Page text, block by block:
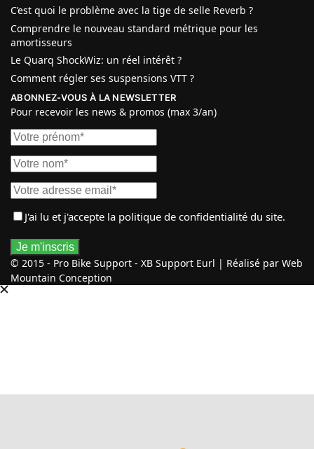
C’est quoi le problème avec la tige de selle Reverb ?
Comprendre le nouveau standard métrique pour les
amortisseurs
Le Quarq ShockWiz: un réel intérêt ?
Comment régler ses suspensions VTT ?
ABONNEZ-VOUS À LA NEWSLETTER
Pour recevoir les news & promos (max 3/an)
J'ai lu et j'accepte la politique de confidentialité du site.
© 2015 - Pro Bike Support - XB Support Eurl | Réalisé par Web
Mountain Conception